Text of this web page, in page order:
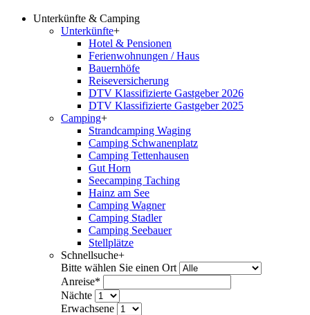
Unterkünfte & Camping
Unterkünfte+
Hotel & Pensionen
Ferienwohnungen / Haus
Bauernhöfe
Reiseversicherung
DTV Klassifizierte Gastgeber 2026
DTV Klassifizierte Gastgeber 2025
Camping+
Strandcamping Waging
Camping Schwanenplatz
Camping Tettenhausen
Gut Horn
Seecamping Taching
Hainz am See
Camping Wagner
Camping Stadler
Camping Seebauer
Stellplätze
Schnellsuche+
Bitte wählen Sie einen Ort
Anreise*
Nächte
Erwachsene